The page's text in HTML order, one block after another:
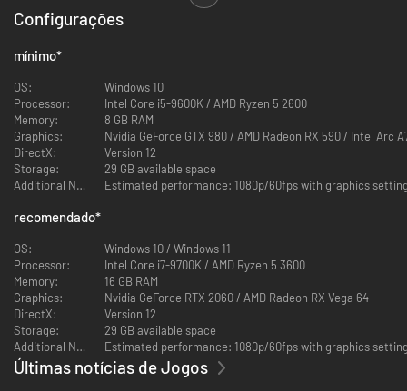
DRAGON BALL: Sparking! ZERO pegou a jogabilidade lendária da série
Budokai Tenkaichi e a elevou a novos níveis. Torne-se um superguerreiro
e vivencie as batalhas de tremer a terra e romper limites de Dragon Ball!
A MAIOR LISTA DE PERSONAGENS DA HISTÓRIA
Desperte o poder de mais de 180 lutadores de Dragon Ball Z, Dragon Ball
Super, Dragon Ball GT e dos filmes selecionados de Dragon Ball, tudo no
transformações e técnicas.
Faça com que o poder destrutivo dos lutadores mais fortes de Dragon
Ball seja seu!
LUTAS 3D INCRÍVEIS
Configurações
mínimo*
OS:
Windows 10
Processor:
Intel Core i5-9600K / AMD Ryzen 5 2600
Memory:
8 GB RAM
Graphics:
Nvidia GeForce GTX 980 / AMD Radeon RX 590 / Intel Arc
DirectX:
Version 12
Storage:
29 GB available space
Additional Notes:
Estimated performance: 1080p/60fps with graphics
recomendado*
OS:
Windows 10 / Windows 11
Processor:
Intel Core i7-9700K / AMD Ryzen 5 3600
Memory:
16 GB RAM
Graphics:
Nvidia GeForce RTX 2060 / AMD Radeon RX Vega 64
DirectX:
Version 12
Storage:
29 GB available space
Additional Notes:
Estimated performance: 1080p/60fps with graphics
Últimas notícias de Jogos